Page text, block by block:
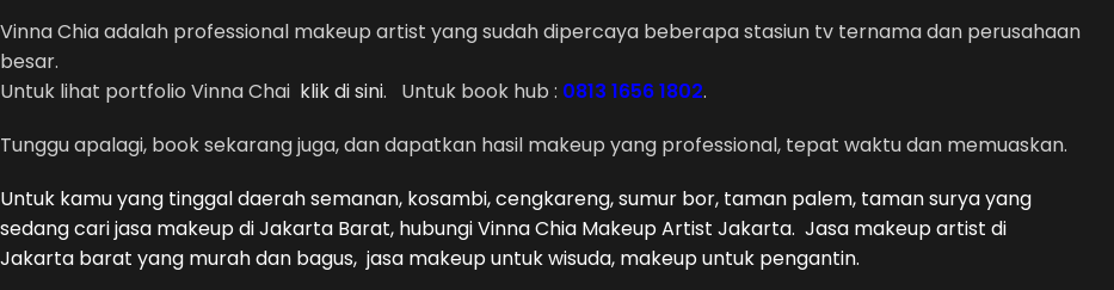
Vinna Chia adalah professional makeup artist yang sudah dipercaya beberapa stasiun tv ternama dan perusahaan
besar.
Untuk lihat portfolio Vinna Chai klik di sini. Untuk book hub : 0813 1656 1802.
Tunggu apalagi, book sekarang juga, dan dapatkan hasil makeup yang professional, tepat waktu dan memuaskan.
Untuk kamu yang tinggal daerah semanan, kosambi, cengkareng, sumur bor, taman palem, taman surya yang
sedang cari jasa makeup di Jakarta Barat, hubungi Vinna Chia Makeup Artist Jakarta. Jasa makeup artist di
Jakarta barat yang murah dan bagus, jasa makeup untuk wisuda, makeup untuk pengantin.